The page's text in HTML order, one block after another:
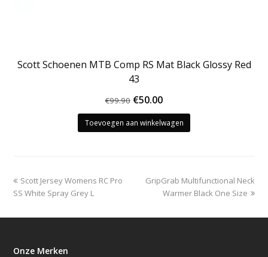
Scott Schoenen MTB Comp RS Mat Black Glossy Red
43
€99.90 Oorspronkelijke
prijs
was:
€50.00Huidige
prijs
is:
Toevoegen aan winkelwagen
previous
post:
Scott Jersey Womens RC Pro
SS White Spray Grey L
next
post:
GripGrab Multifunctional Neck
Warmer Black One Size
Onze Merken